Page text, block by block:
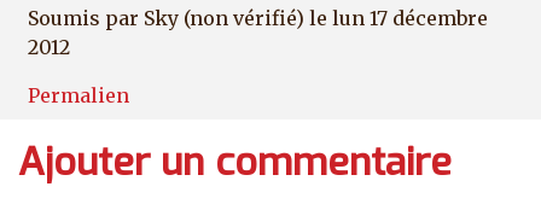
Soumis par Sky (non vérifié) le lun 17 décembre
2012
Permalien
Ajouter un commentaire